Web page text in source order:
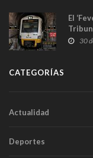
El
30
CATEGORÍAS
Actualidad
Deportes